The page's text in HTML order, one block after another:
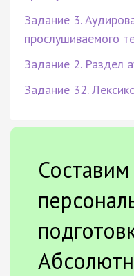
Задание 3.
прослушиваемого
Задание 2. Раздел
Задание 32.